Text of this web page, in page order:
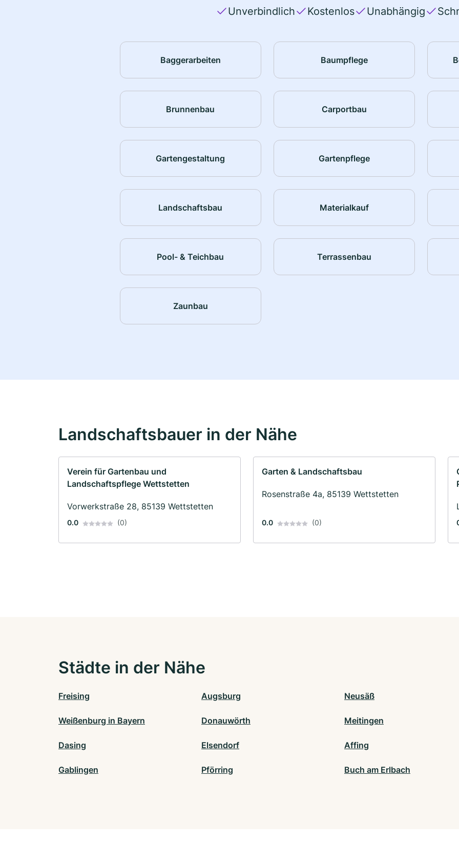
Unverbindlich Kostenlos Unabhängig
Baggerarbeiten Baumpflege
Brunnenbau Carportbau
Gartengestaltung Gartenpflege
Landschaftsbau Materialkauf
Pool- & Teichbau Terrassenbau
Zaunbau
Landschaftsbauer in der Nähe
Verein für Gartenbau und
Landschaftspflege Wettstetten
Vorwerkstraße 28, 85139 Wettstetten
0.0 (0)
Garten & Landschaftsbau
Rosenstraße 4a, 85139 Wettstetten
0.0 (0)
Städte in der Nähe
Freising Augsburg Neusäß
Weißenburg in Bayern Donauwörth Meitingen
Dasing Elsendorf Affing
Gablingen Pförring Buch am Erlbach